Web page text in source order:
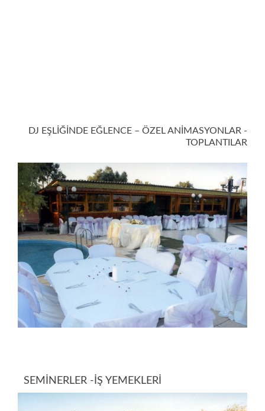
DJ EŞLİĞİNDE EĞLENCE – ÖZEL ANİMASYONLAR -
TOPLANTILAR
SEMİNERLER -İŞ YEMEKLERİ